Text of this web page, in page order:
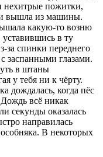
нехитрые пожитки,
вышла из машины.
какую-то возню
уставившись в ту
за спинки переднего
заспанными глазами.
в штаны
у тебя ни к чёрту.
дождалась, когда пёс
всё никак
секунды оказалась
направилась
В некоторых